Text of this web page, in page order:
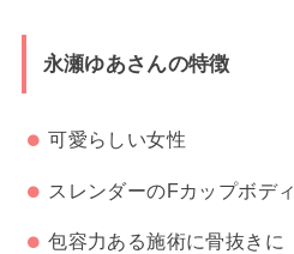
永瀬ゆあさんの特徴
可愛らしい女性
スレンダーのFカップボディ
包容力ある施術に骨抜きに